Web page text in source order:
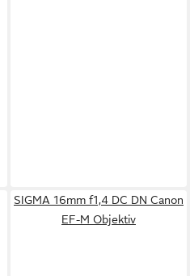
SIGMA 16mm f1,4 DC DN Canon
EF-M Objektiv